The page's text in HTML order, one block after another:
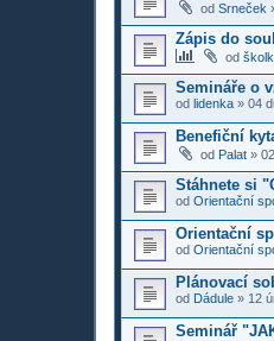
od Srneček
Zápis do
od
Semináře o
od lidenka » 04
Benefiční
od Palat »
Stáhnete si
od Orientační
Orientační
od Orientační
Plánovací
od Dádule » 12
Seminář